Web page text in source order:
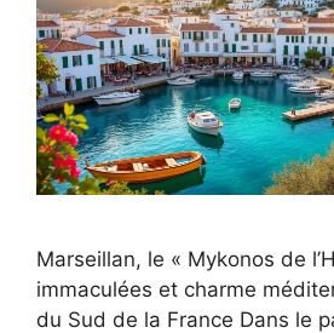
Marseillan, le « Mykonos de
immaculées et charme
du Sud de la France Dans le